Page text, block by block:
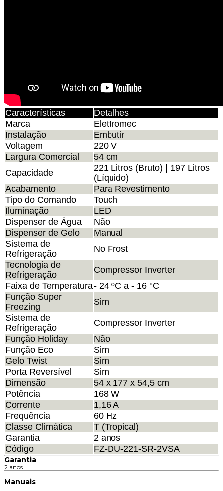
Características
Detalhes
Marca
Elettromec
Instalação
Embutir
Voltagem
220 V
Largura Comercial
54 cm
Capacidade
221 Litros (Bruto) | 197 Litros
(Líquido)
Acabamento
Para Revestimento
Tipo do Comando
Touch
Iluminação
LED
Dispenser de Água
Não
Dispenser de Gelo
Manual
Sistema de
Refrigeração
No Frost
Tecnologia de
Refrigeração
Compressor Inverter
Faixa de Temperatura- 24 ºC a - 16 °C
Função Super
Freezing
Sim
Sistema de
Refrigeração
Compressor Inverter
Função Holiday
Não
Função Eco
Sim
Gelo Twist
Sim
Porta Reversível
Sim
Dimensão
54 x 177 x 54,5 cm
Potência
168 W
Corrente
1,16 A
Frequência
60 Hz
Classe Climática
T (Tropical)
Garantia
2 anos
Código
FZ-DU-221-SR-2VSA
Garantia
2 anos
Manuais